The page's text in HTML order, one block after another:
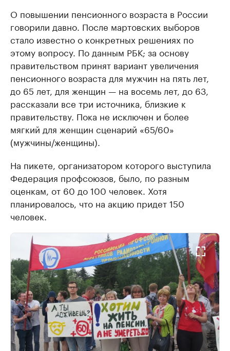
О повышении пенсионного возраста в России
говорили давно. После мартовских выборов
стало известно о конкретных решениях по
этому вопросу. По данным РБК; за основу
правительством принят вариант увеличения
пенсионного возраста для мужчин на пять лет,
до 65 лет, для женщин — на восемь лет, до 63,
рассказали все три источника, близкие к
правительству. Пока не исключен и более
мягкий для женщин сценарий «65/60»
(мужчины/женщины).
На пикете, организатором которого выступила
Федерация профсоюзов, было, по разным
оценкам, от 60 до 100 человек. Хотя
планировалось, что на акцию придет 150
человек.